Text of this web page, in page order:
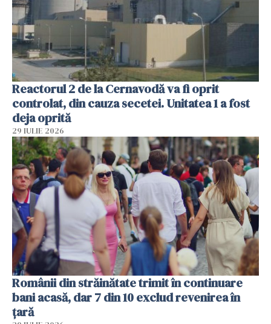
Reactorul 2 de la Cernavodă va fi oprit
controlat, din cauza secetei. Unitatea 1 a fost
deja oprită
29 IULIE 2026
Românii din străinătate trimit în continuare
bani acasă, dar 7 din 10 exclud revenirea în
țară